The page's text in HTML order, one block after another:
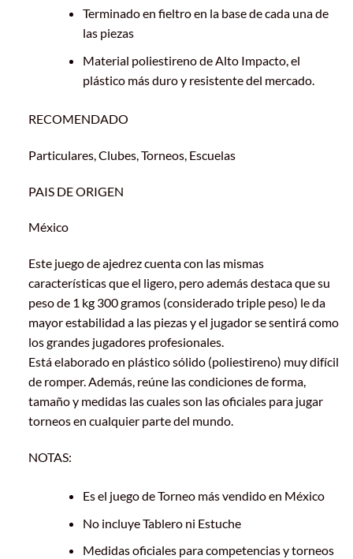
Terminado en fieltro en la base de cada una de
las piezas
Material poliestireno de Alto Impacto, el
plástico más duro y resistente del mercado.
RECOMENDADO
Particulares, Clubes, Torneos, Escuelas
PAIS DE ORIGEN
México
Este juego de ajedrez cuenta con las mismas
características que el ligero, pero además destaca que su
peso de 1 kg 300 gramos (considerado triple peso) le da
mayor estabilidad a las piezas y el jugador se sentirá como
los grandes jugadores profesionales.
Está elaborado en plástico sólido (poliestireno) muy difícil
de romper. Además, reúne las condiciones de forma,
tamaño y medidas las cuales son las oficiales para jugar
torneos en cualquier parte del mundo.
NOTAS:
Es el juego de Torneo más vendido en México
No incluye Tablero ni Estuche
Medidas oficiales para competencias y torneos